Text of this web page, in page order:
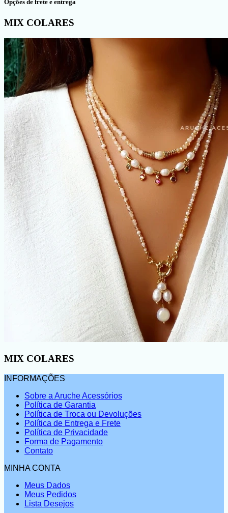
Opções de frete e entrega
MIX COLARES
MIX COLARES
INFORMAÇÕES
Sobre a Aruche Acessórios
Política de Garantia
Política de Troca ou Devoluções
Política de Entrega e Frete
Política de Privacidade
Forma de Pagamento
Contato
MINHA CONTA
Meus Dados
Meus Pedidos
Lista Desejos